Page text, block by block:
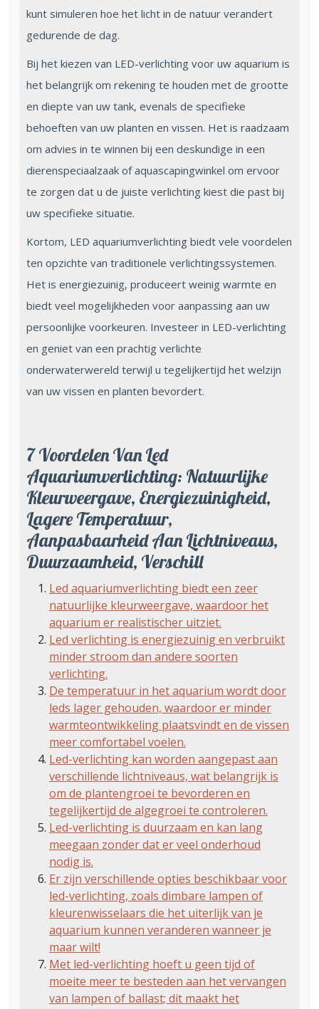
kunt simuleren hoe het licht in de natuur verandert
gedurende de dag.
Bij het kiezen van LED-verlichting voor uw aquarium is
het belangrijk om rekening te houden met de grootte
en diepte van uw tank, evenals de specifieke
behoeften van uw planten en vissen. Het is raadzaam
om advies in te winnen bij een deskundige in een
dierenspeciaalzaak of aquascapingwinkel om ervoor
te zorgen dat u de juiste verlichting kiest die past bij
uw specifieke situatie.
Kortom, LED aquariumverlichting biedt vele voordelen
ten opzichte van traditionele verlichtingssystemen.
Het is energiezuinig, produceert weinig warmte en
biedt veel mogelijkheden voor aanpassing aan uw
persoonlijke voorkeuren. Investeer in LED-verlichting
en geniet van een prachtig verlichte
onderwaterwereld terwijl u tegelijkertijd het welzijn
van uw vissen en planten bevordert.
7 Voordelen Van Led
Aquariumverlichting: Natuurlijke
Kleurweergave, Energiezuinigheid,
Lagere Temperatuur,
Aanpasbaarheid Aan Lichtniveaus,
Duurzaamheid, Verschill
Led aquariumverlichting biedt een zeer
natuurlijke kleurweergave, waardoor het
aquarium er realistischer uitziet.
Led verlichting is energiezuinig en verbruikt
minder stroom dan andere soorten
verlichting.
De temperatuur in het aquarium wordt door
leds lager gehouden, waardoor er minder
warmteontwikkeling plaatsvindt en de vissen
meer comfortabel voelen.
Led-verlichting kan worden aangepast aan
verschillende lichtniveaus, wat belangrijk is
om de plantengroei te bevorderen en
tegelijkertijd de algegroei te controleren.
Led-verlichting is duurzaam en kan lang
meegaan zonder dat er veel onderhoud
nodig is.
Er zijn verschillende opties beschikbaar voor
led-verlichting, zoals dimbare lampen of
kleurenwisselaars die het uiterlijk van je
aquarium kunnen veranderen wanneer je
maar wilt!
Met led-verlichting hoeft u geen tijd of
moeite meer te besteden aan het vervangen
van lampen of ballast; dit maakt het